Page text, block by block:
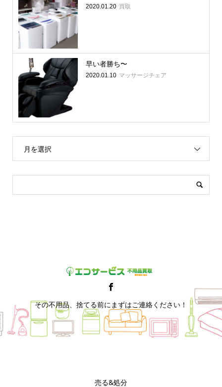
2020.01.20 買取
早い者勝ち〜
2020.01.10 マッサージチェア
月を選択
その不用品、捨てる前にまずはご連絡ください！
売る&処分